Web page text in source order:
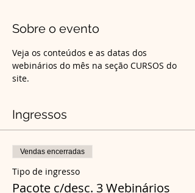
Sobre o evento
Veja os conteúdos e as datas dos
webinários do mês na seção CURSOS do
site.
Ingressos
Vendas encerradas
Tipo de ingresso
Pacote c/desc. 3 Webinários